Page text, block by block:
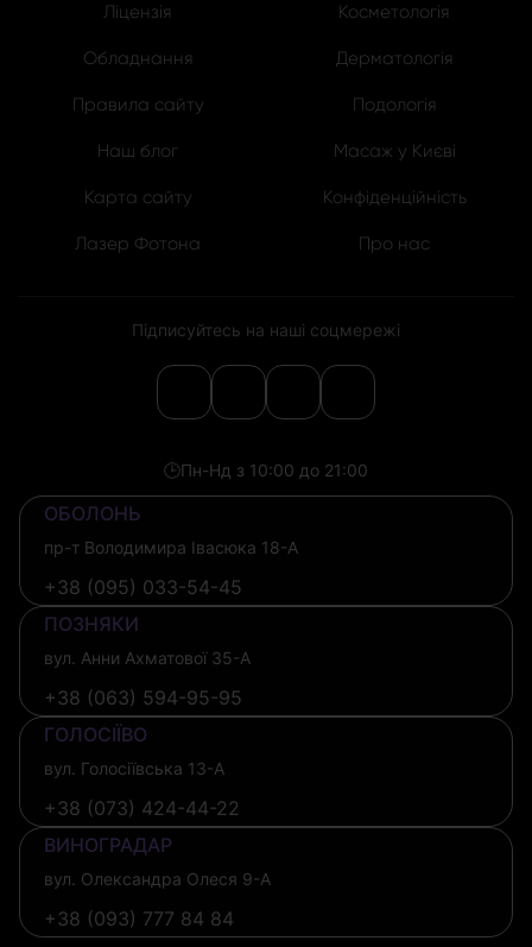
Ліцензія
Обладнання
Правила сайту
Наш блог
Карта сайту
Лазер Фотона
Косметологія
Дерматологія
Подологія
Масаж у Києві
Конфіденційність
Про нас
Підписуйтесь на наші соцмережі
🕒Пн-Нд з 10:00 до 21:00
ОБОЛОНЬ
пр-т Володимира Івасюка 18-А
+38 (095) 033-54-45
ПОЗНЯКИ
вул. Анни Ахматової 35-А
+38 (063) 594-95-95
ГОЛОСІЇВО
вул. Голосіївська 13-А
+38 (073) 424-44-22
ВИНОГРАДАР
вул. Олександра Олеся 9-А
+38 (093) 777 84 84